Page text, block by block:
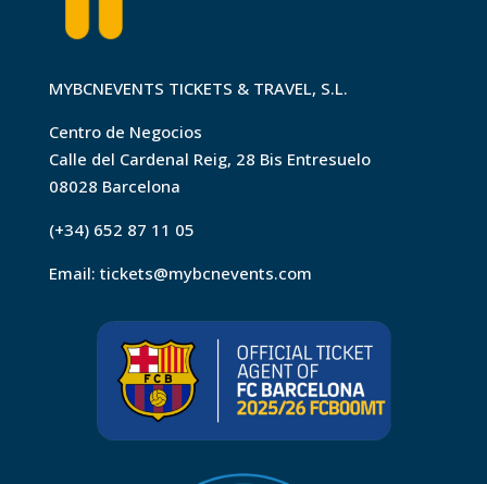
MYBCNEVENTS TICKETS & TRAVEL, S.L.
Centro de Negocios
Calle del Cardenal Reig, 28 Bis Entresuelo
08028 Barcelona
(+34) 652 87 11 05
Email: tickets@mybcnevents.com